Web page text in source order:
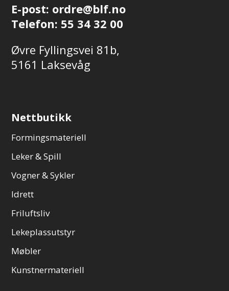
E-post: ordre@blf.no
Telefon: 55 34 32 00
Øvre Fyllingsvei 81b,
5161 Laksevåg
Nettbutikk
Formingsmateriell
Leker & Spill
Vogner & Sykler
Idrett
Friluftsliv
Lekeplassutstyr
Møbler
Kunstnermateriell